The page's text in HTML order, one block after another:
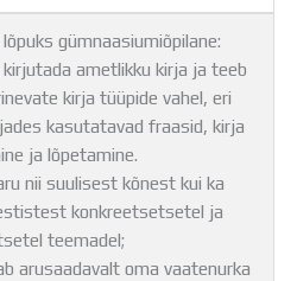
lõpuks gümnaasiumiõpilane:
kirjutada ametlikku kirja ja teeb
kirja tüüpide vahel, eri
kasutatavad fraasid, kirja
ja lõpetamine.
nii suulisest kõnest kui ka
konkreetsetsetel ja
teemadel;
arusaadavalt oma vaatenurka